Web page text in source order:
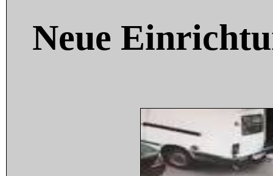
Neue